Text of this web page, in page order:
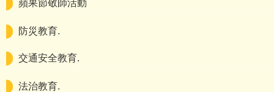
蘋果節敬師活動
防災教育.
交通安全教育.
法治教育.